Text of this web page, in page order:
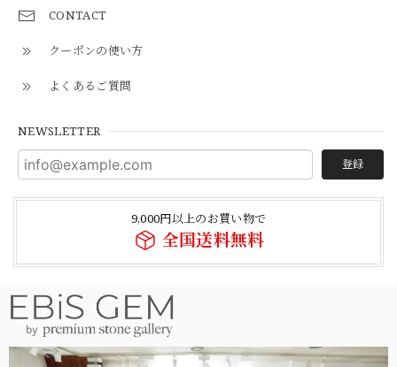
CONTACT
クーポンの使い方
よくあるご質問
NEWSLETTER
登録
9,000円以上のお買い物で
全国送料無料